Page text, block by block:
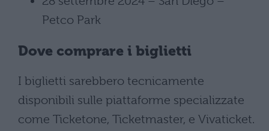
Petco Park
Dove comprare i biglietti
I biglietti sarebbero tecnicamente
disponibili sulle piattaforme specializzate
come Ticketone, Ticketmaster, e Vivaticket.